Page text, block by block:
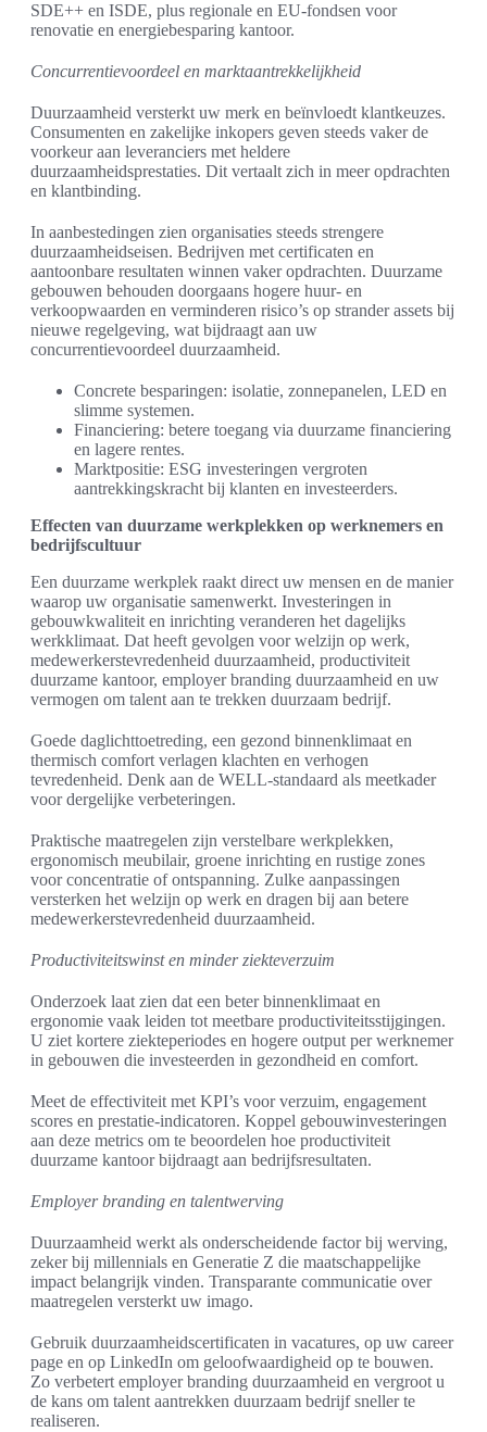
SDE++ en ISDE, plus regionale en EU-fondsen voor
renovatie en energiebesparing kantoor.
Concurrentievoordeel en marktaantrekkelijkheid
Duurzaamheid versterkt uw merk en beïnvloedt klantkeuzes.
Consumenten en zakelijke inkopers geven steeds vaker de
voorkeur aan leveranciers met heldere
duurzaamheidsprestaties. Dit vertaalt zich in meer opdrachten
en klantbinding.
In aanbestedingen zien organisaties steeds strengere
duurzaamheidseisen. Bedrijven met certificaten en
aantoonbare resultaten winnen vaker opdrachten. Duurzame
gebouwen behouden doorgaans hogere huur- en
verkoopwaarden en verminderen risico’s op strander assets bij
nieuwe regelgeving, wat bijdraagt aan uw
concurrentievoordeel duurzaamheid.
Concrete besparingen: isolatie, zonnepanelen, LED en
slimme systemen.
Financiering: betere toegang via duurzame financiering
en lagere rentes.
Marktpositie: ESG investeringen vergroten
aantrekkingskracht bij klanten en investeerders.
Effecten van duurzame werkplekken op werknemers en
bedrijfscultuur
Een duurzame werkplek raakt direct uw mensen en de manier
waarop uw organisatie samenwerkt. Investeringen in
gebouwkwaliteit en inrichting veranderen het dagelijks
werkklimaat. Dat heeft gevolgen voor welzijn op werk,
medewerkerstevredenheid duurzaamheid, productiviteit
duurzame kantoor, employer branding duurzaamheid en uw
vermogen om talent aan te trekken duurzaam bedrijf.
Goede daglichttoetreding, een gezond binnenklimaat en
thermisch comfort verlagen klachten en verhogen
tevredenheid. Denk aan de WELL-standaard als meetkader
voor dergelijke verbeteringen.
Praktische maatregelen zijn verstelbare werkplekken,
ergonomisch meubilair, groene inrichting en rustige zones
voor concentratie of ontspanning. Zulke aanpassingen
versterken het welzijn op werk en dragen bij aan betere
medewerkerstevredenheid duurzaamheid.
Productiviteitswinst en minder ziekteverzuim
Onderzoek laat zien dat een beter binnenklimaat en
ergonomie vaak leiden tot meetbare productiviteitsstijgingen.
U ziet kortere ziekteperiodes en hogere output per werknemer
in gebouwen die investeerden in gezondheid en comfort.
Meet de effectiviteit met KPI’s voor verzuim, engagement
scores en prestatie-indicatoren. Koppel gebouwinvesteringen
aan deze metrics om te beoordelen hoe productiviteit
duurzame kantoor bijdraagt aan bedrijfsresultaten.
Employer branding en talentwerving
Duurzaamheid werkt als onderscheidende factor bij werving,
zeker bij millennials en Generatie Z die maatschappelijke
impact belangrijk vinden. Transparante communicatie over
maatregelen versterkt uw imago.
Gebruik duurzaamheidscertificaten in vacatures, op uw career
page en op LinkedIn om geloofwaardigheid op te bouwen.
Zo verbetert employer branding duurzaamheid en vergroot u
de kans om talent aantrekken duurzaam bedrijf sneller te
realiseren.